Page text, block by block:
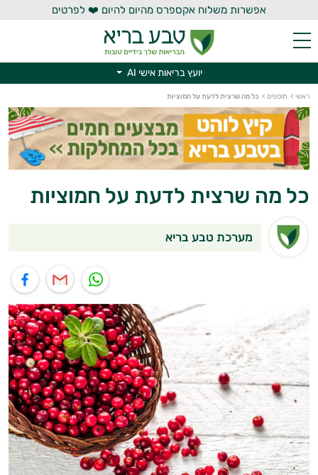
אפשרות משלוח אקספרס מהיום להיום ❤️ לפרטים
יועץ בריאות אישי AI
ראשי > תוספים > כל מה שרצית לדעת על חמוציות
כל מה שרצית לדעת על חמוציות
מערכת טבע בריא
יועץ בריאות אישי AI